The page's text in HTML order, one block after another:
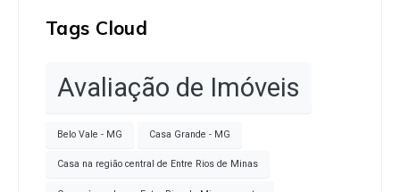
Tags Cloud
Avaliação de Imóveis
Belo Vale - MG Casa Grande - MG
Casa na região central de Entre Rios de Minas